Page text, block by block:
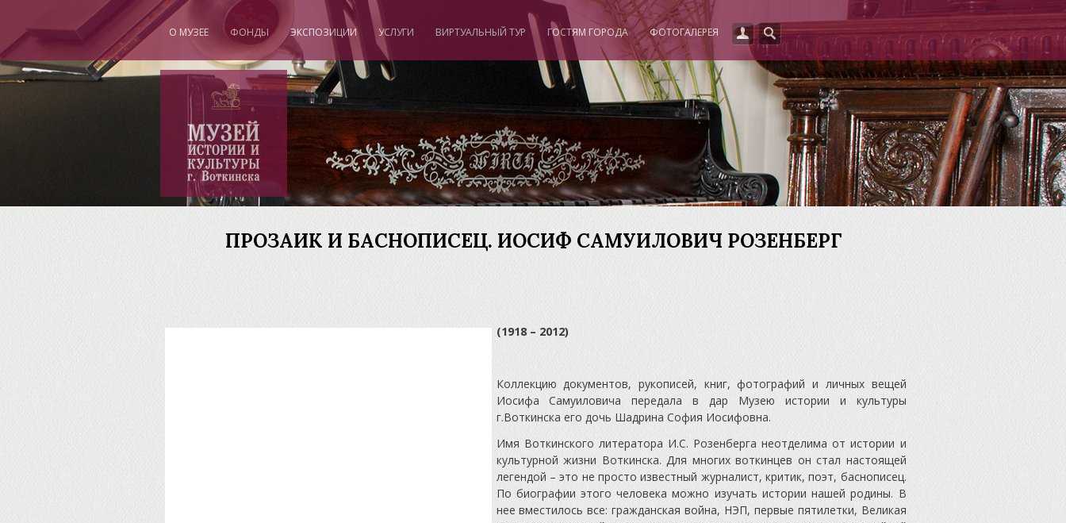
"
О МУЗЕЕ ФОНДЫ ЭКСПОЗИЦИИ УСЛУГИ ВИРТУАЛЬНЫЙ ТУР ГОСТЯМ ГОРОДА ФОТОГАЛЕРЕЯ
ПРОЗАИК И БАСНОПИСЕЦ. ИОСИФ САМУИЛОВИЧ РОЗЕНБЕРГ
(1918 – 2012)
Коллекцию документов, рукописей, книг, фотографий и личных вещей
Иосифа Самуиловича передала в дар Музею истории и культуры
г.Воткинска его дочь Шадрина София Иосифовна.
Имя Воткинского литератора И.С. Розенберга неотделима от истории и
культурной жизни Воткинска. Для многих воткинцев он стал настоящей
легендой – это не просто известный журналист, критик, поэт, баснописец.
По биографии этого человека можно изучать истории нашей родины. В
нее вместилось все: гражданская война, НЭП, первые пятилетки, Великая